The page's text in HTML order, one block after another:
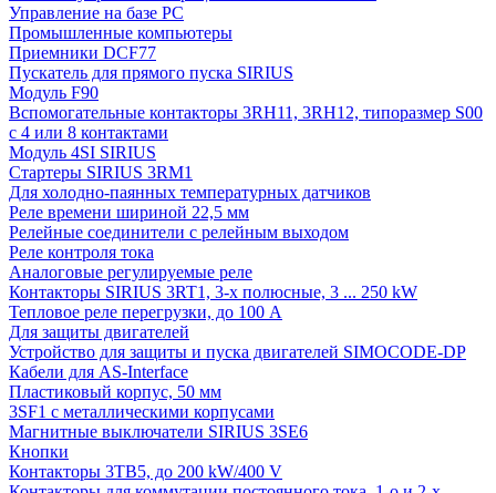
Управление на базе РС
Промышленные компьютеры
Приемники DCF77
Пускатель для прямого пуска SIRIUS
Модуль F90
Вспомогательные контакторы 3RH11, 3RH12, типоразмер S00
с 4 или 8 контактами
Модуль 4SI SIRIUS
Стартеры SIRIUS 3RM1
Для холодно-паянных температурных датчиков
Реле времени шириной 22,5 мм
Релейные соединители с релейным выходом
Реле контроля тока
Аналоговые регулируемые реле
Контакторы SIRIUS 3RT1, 3-х полюсные, 3 ... 250 kW
Тепловое реле перегрузки, до 100 A
Для защиты двигателей
Устройство для защиты и пуска двигателей SIMOCODE-DP
Кабели для AS-Interface
Пластиковый корпус, 50 мм
3SF1 с металлическими корпусами
Магнитные выключатели SIRIUS 3SE6
Кнопки
Контакторы 3TB5, до 200 kW/400 V